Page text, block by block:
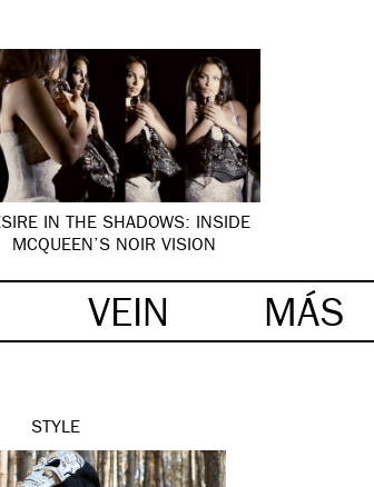
IN THE SHADOWS: INSIDE
MCQUEEN’S NOIR VISION
VEIN MÁS
STYLE